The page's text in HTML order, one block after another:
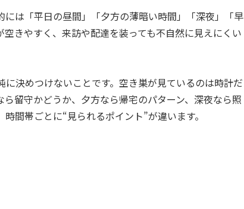
は「平日の昼間」「夕方の薄暗い時間」「深夜」「早
きやすく、来訪や配達を装っても不自然に見えにくい
決めつけないことです。空き巣が見ているのは時計だ
留守かどうか、夕方なら帰宅のパターン、深夜なら照
間帯ごとに“見られるポイント”が違います。